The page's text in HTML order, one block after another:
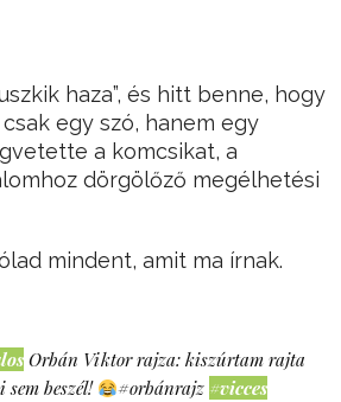
haza”, és hitt benne, hogy
egy szó, hanem egy
a komcsikat, a
dörgölőző megélhetési
mindent, amit ma írnak.
Orbán Viktor rajza: kiszúrtam rajta
beszél!
#orbánrajz #vicces